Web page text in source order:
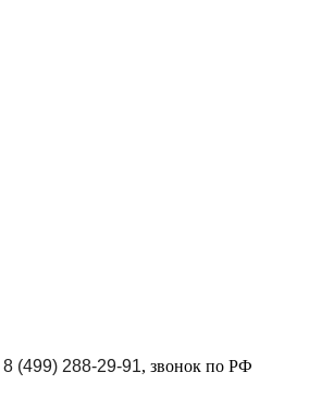
8 (499) 288-29-91, звонок по РФ